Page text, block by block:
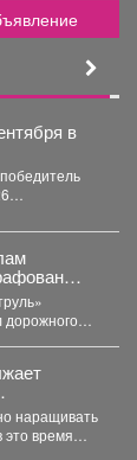
в
наращивать
время